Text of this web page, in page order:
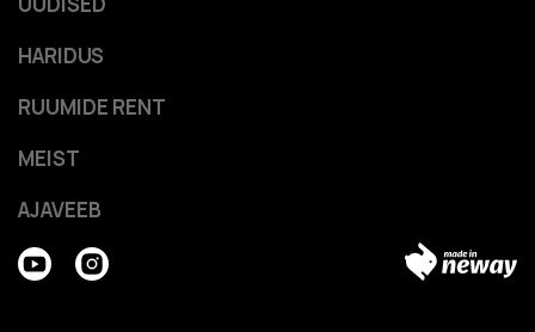
HARIDUS
RUUMIDE RENT
MEIST
AJAVEEB